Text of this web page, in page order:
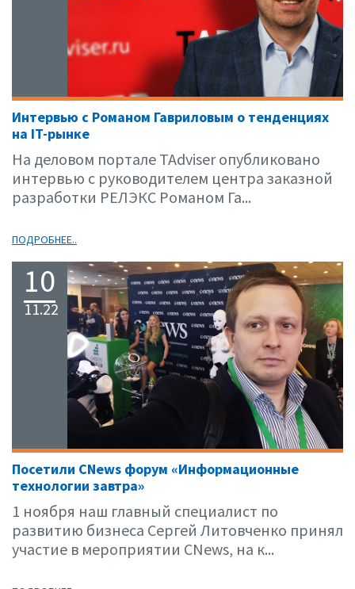
Интервью с Романом Гавриловым о тенденциях
на IT-рынке
На деловом портале TAdviser опубликовано
интервью с руководителем центра заказной
разработки РЕЛЭКС Романом Га...
ПОДРОБНЕЕ..
10
11.22
Посетили CNews форум «Информационные
технологии завтра»
1 ноября наш главный специалист по
развитию бизнеса Сергей Литовченко принял
участие в мероприятии CNews, на к...